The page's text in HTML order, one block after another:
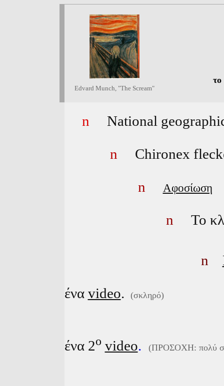
Edvard Munch, "The Scream"
το
n National
n Chironex
n Αφοσίωση
n Το
n
ένα video. (σκληρό)
ένα 2ο video. (ΠΡΟΣΟΧΗ: πολύ